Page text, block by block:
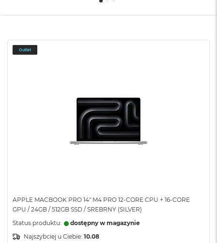
Outlet
APPLE MACBOOK PRO 14" M4 PRO 12-CORE CPU + 16-CORE
GPU / 24GB / 512GB SSD / SREBRNY (SILVER)
Status produktu:
dostępny w magazynie
Najszybciej u Ciebie: 10.08